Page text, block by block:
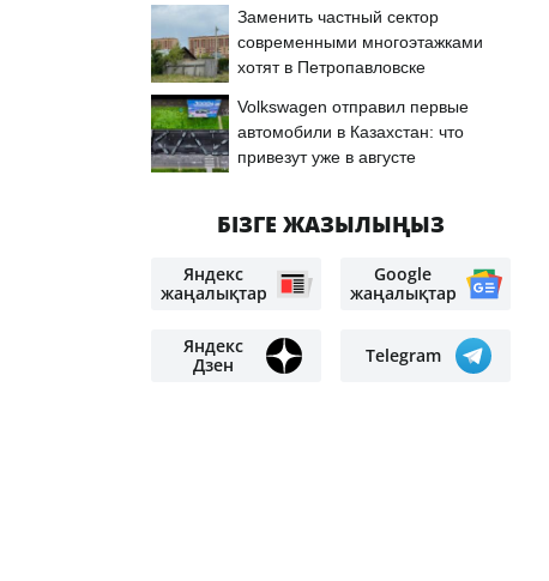
Заменить частный сектор
современными многоэтажками
хотят в Петропавловске
Volkswagen отправил первые
автомобили в Казахстан: что
привезут уже в августе
БІЗГЕ ЖАЗЫЛЫҢЫЗ
Яндекс
жаңалықтар
Google
жаңалықтар
Яндекс
Дзен
Telegram